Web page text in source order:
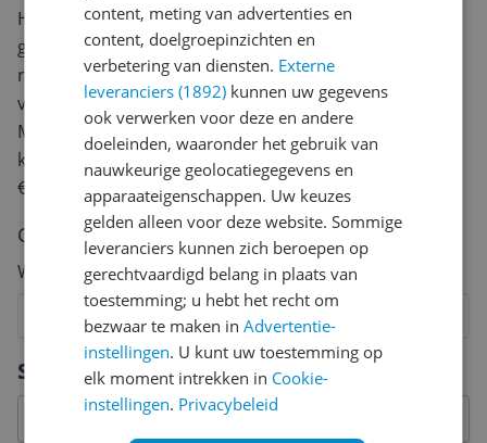
Specificaties
Heb jij dit product in bezit en wil je graag je mening
geven? Start dan hieronder met het schrijven van je
review. Afhankelijk van de details duurt het schrijven
van een review gemiddeld tussen de 3 en 10 minuten.
Met jouw mening help je andere bezoekers een betere
keuze te maken én maak je iedere maand kans op
€250,-!
Klik hier voor de actievoorwaarden.
Cijfer
Welk cijfer geef jij dit product?
6
4
2
Vraag 1 van 4
content, meting van advertenties en
content, doelgroepinzichten en
verbetering van diensten. Externe
leveranciers (1892) kunnen uw gegevens
ook verwerken voor deze en andere
doeleinden, waaronder het gebruik van
nauwkeurige geolocatiegegevens en
apparaateigenschappen. Uw keuzes
gelden alleen voor deze website. Sommige
leveranciers kunnen zich beroepen op
gerechtvaardigd belang in plaats van
toestemming; u hebt het recht om
bezwaar te maken inAdvertentie-
instellingen. U kunt uw toestemming op
elk moment intrekken in Cookie-
instellingen. Privacybeleid